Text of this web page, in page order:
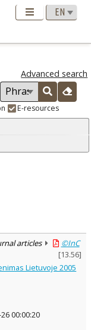
Advanced search
E-resources
articles
©InC
[13.56]
Lietuvoje 2005
00:00:20